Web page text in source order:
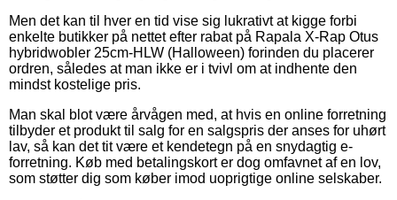
Men det kan til hver en tid vise sig lukrativt at kigge forbi
enkelte butikker på nettet efter rabat på Rapala X-Rap Otus
hybridwobler 25cm-HLW (Halloween) forinden du placerer
ordren, således at man ikke er i tvivl om at indhente den
mindst kostelige pris.
Man skal blot være årvågen med, at hvis en online forretning
tilbyder et produkt til salg for en salgspris der anses for uhørt
lav, så kan det tit være et kendetegn på en snydagtig e-
forretning. Køb med betalingskort er dog omfavnet af en lov,
som støtter dig som køber imod uoprigtige online selskaber.